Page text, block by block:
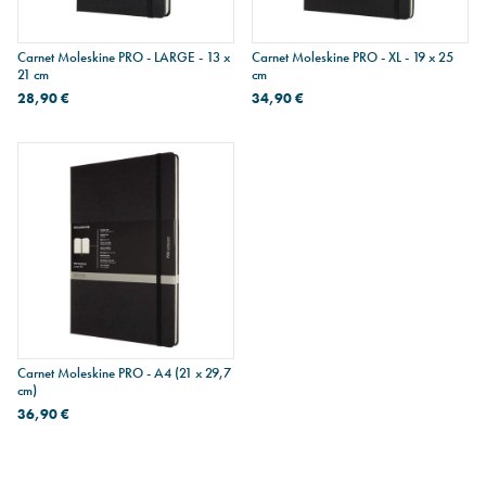
Carnet Moleskine PRO - LARGE - 13 x
21 cm
28,90 €
Carnet Moleskine PRO - XL - 19 x 25
cm
34,90 €
Carnet Moleskine PRO - A4 (21 x 29,7
cm)
36,90 €